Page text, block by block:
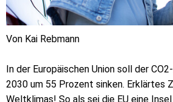
Von Kai Rebmann
In der Europäischen Union soll der
2030 um 55 Prozent sinken. Erklärtes
Weltklimas! So als sei die EU eine